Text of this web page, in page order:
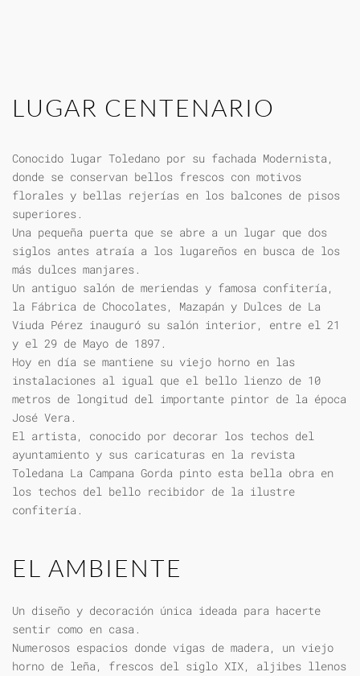
LUGAR CENTENARIO
Conocido lugar Toledano por su fachada Modernista,
donde se conservan bellos frescos con motivos
florales y bellas rejerías en los balcones de pisos
superiores.
Una pequeña puerta que se abre a un lugar que dos
siglos antes atraía a los lugareños en busca de los
más dulces manjares.
Un antiguo salón de meriendas y famosa confitería,
la Fábrica de Chocolates, Mazapán y Dulces de La
Viuda Pérez inauguró su salón interior, entre el 21
y el 29 de Mayo de 1897.
Hoy en día se mantiene su viejo horno en las
instalaciones al igual que el bello lienzo de 10
metros de longitud del importante pintor de la época
José Vera.
El artista, conocido por decorar los techos del
ayuntamiento y sus caricaturas en la revista
Toledana La Campana Gorda pinto esta bella obra en
los techos del bello recibidor de la ilustre
confitería.
EL AMBIENTE
Un diseño y decoración única ideada para hacerte
sentir como en casa.
Numerosos espacios donde vigas de madera, un viejo
horno de leña, frescos del siglo XIX, aljibes llenos